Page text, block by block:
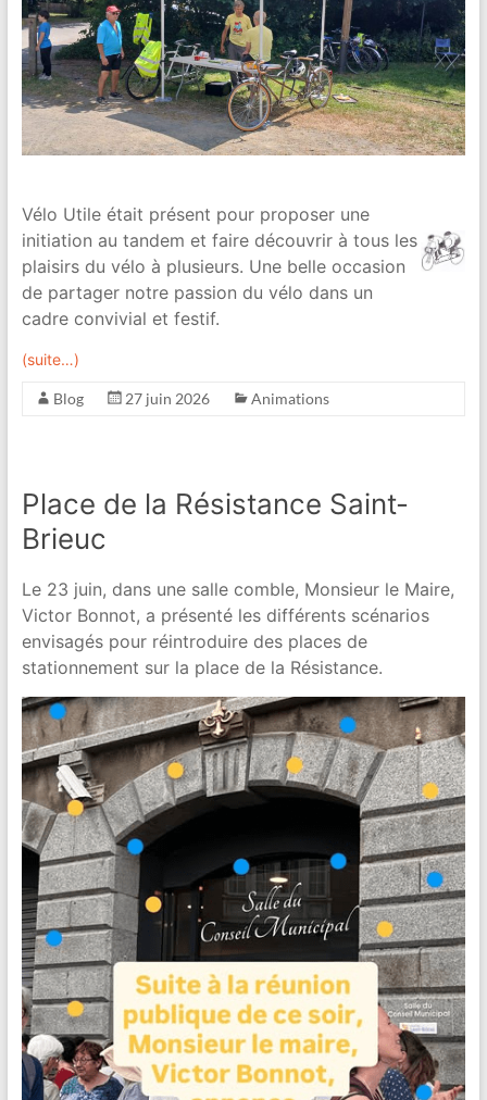
Vélo Utile était présent pour proposer une
initiation au tandem et faire découvrir à tous les
plaisirs du vélo à plusieurs. Une belle occasion
de partager notre passion du vélo dans un
cadre convivial et festif.
(suite…)
Blog 27 juin 2026 Animations
Place de la Résistance Saint-
Brieuc
Le 23 juin, dans une salle comble, Monsieur le Maire,
Victor Bonnot, a présenté les différents scénarios
envisagés pour réintroduire des places de
stationnement sur la place de la Résistance.